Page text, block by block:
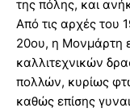
της πόλης, και
Από τις αρχές του
20ου, η Μονμάρτη
καλλιτεχνικών
πολλών, κυρίως
καθώς επίσης